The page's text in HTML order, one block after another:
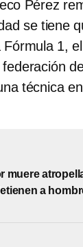
Pérez
se tiene
1,
técnica
muere
a